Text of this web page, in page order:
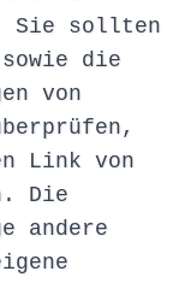
Sie sollten
die
von
Link von
Die
andere